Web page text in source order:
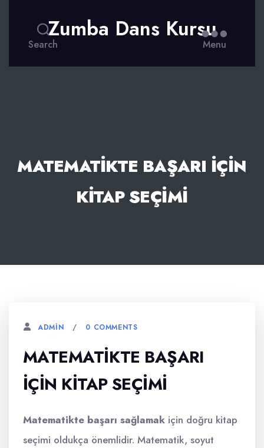
Search
Zumba Dans Kursu
Menu
MATEMATIKTE BAŞARI İÇIN
KITAP SEÇIMI
ADMIN 0 COMMENTS
MATEMATIKTE BAŞARI
İÇIN KITAP SEÇIMI
Matematikte başarı sağlamak için doğru kitap
seçimi oldukça önemlidir. Matematik, soyut